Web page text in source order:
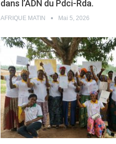
dans l’ADN du Pdci-Rda.
AFRIQUE MATIN Mai 5, 2026